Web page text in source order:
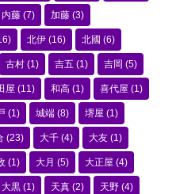
内藤 (7) 加藤 (3)
北伊 (16) 北國 (6)
古村 (1) 吉五 (1) 吉岡 (5)
屋 (11) 和高 (1) 喜代屋 (1)
(1) 城端 (8) 堺屋 (1)
(23) 大千 (4) 大友 (1)
(1) 大月 (5) 大正屋 (4)
大黒 (1) 天真 (2) 天野 (4)